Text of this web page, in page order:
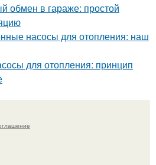
обмен в гараже: простой
насосы для отопления: наш
для отопления: принцип